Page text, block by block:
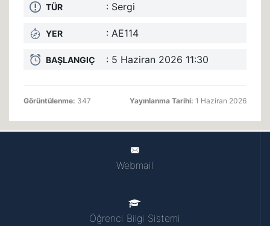
TÜR : Sergi
YER : AE114
BAŞLANGIÇ : 5 Haziran 2026 11:30
Görüntülenme: 347 Yayınlanma Tarihi: 1 Haziran 2026
Webmail
Öğrenci Bilgi Sistemi